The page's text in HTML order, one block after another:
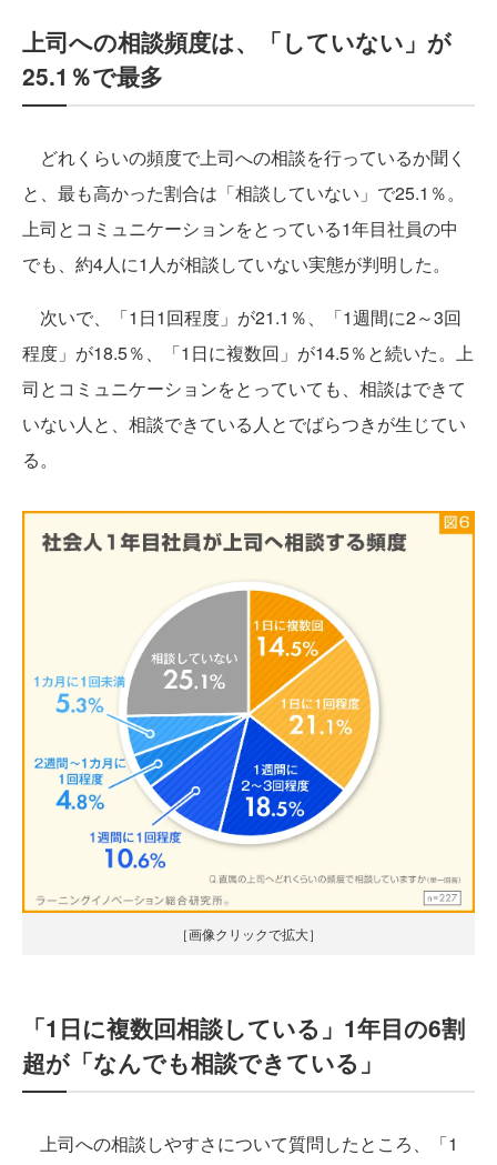
上司への相談頻度は、「していない」が
25.1％で最多
どれくらいの頻度で上司への相談を行っているか聞く
と、最も高かった割合は「相談していない」で25.1％。
上司とコミュニケーションをとっている1年目社員の中
でも、約4人に1人が相談していない実態が判明した。
次いで、「1日1回程度」が21.1％、「1週間に2～3回
程度」が18.5％、「1日に複数回」が14.5％と続いた。上
司とコミュニケーションをとっていても、相談はできて
いない人と、相談できている人とでばらつきが生じてい
る。
［画像クリックで拡大］
「1日に複数回相談している」1年目の6割
超が「なんでも相談できている」
上司への相談しやすさについて質問したところ、「1